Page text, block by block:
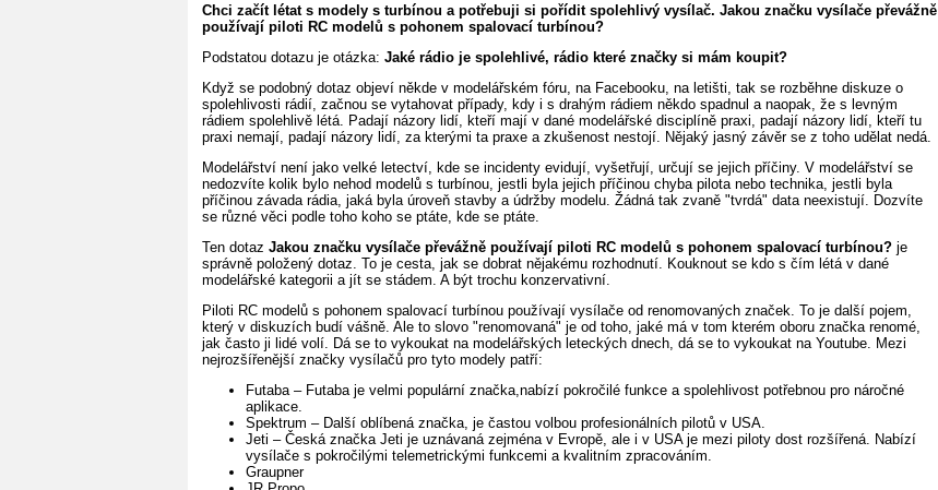
Chci začít létat s modely s turbínou a potřebuji si pořídit spolehlivý vysílač. Jakou značku vysílače převážně
používají piloti RC modelů s pohonem spalovací turbínou?
Podstatou dotazu je otázka: Jaké rádio je spolehlivé, rádio které značky si mám koupit?
Když se podobný dotaz objeví někde v modelářském fóru, na Facebooku, na letišti, tak se rozběhne diskuze o
spolehlivosti rádií, začnou se vytahovat případy, kdy i s drahým rádiem někdo spadnul a naopak, že s levným
rádiem spolehlivě létá. Padají názory lidí, kteří mají v dané modelářské disciplíně praxi, padají názory lidí, kteří tu
praxi nemají, padají názory lidí, za kterými ta praxe a zkušenost nestojí. Nějaký jasný závěr se z toho udělat nedá.
Modelářství není jako velké letectví, kde se incidenty evidují, vyšetřují, určují se jejich příčiny. V modelářství se
nedozvíte kolik bylo nehod modelů s turbínou, jestli byla jejich příčinou chyba pilota nebo technika, jestli byla
příčinou závada rádia, jaká byla úroveň stavby a údržby modelu. Žádná tak zvaně "tvrdá" data neexistují. Dozvíte
se různé věci podle toho koho se ptáte, kde se ptáte.
Ten dotaz Jakou značku vysílače převážně používají piloti RC modelů s pohonem spalovací turbínou? je
správně položený dotaz. To je cesta, jak se dobrat nějakému rozhodnutí. Kouknout se kdo s čím létá v dané
modelářské kategorii a jít se stádem. A být trochu konzervativní.
Piloti RC modelů s pohonem spalovací turbínou používají vysílače od renomovaných značek. To je další pojem,
který v diskuzích budí vášně. Ale to slovo "renomovaná" je od toho, jaké má v tom kterém oboru značka renomé,
jak často ji lidé volí. Dá se to vykoukat na modelářských leteckých dnech, dá se to vykoukat na Youtube. Mezi
nejrozšířenější značky vysílačů pro tyto modely patří:
Futaba – Futaba je velmi populární značka,nabízí pokročilé funkce a spolehlivost potřebnou pro náročné
aplikace.
Spektrum – Další oblíbená značka, je častou volbou profesionálních pilotů v USA.
Jeti – Česká značka Jeti je uznávaná zejména v Evropě, ale i v USA je mezi piloty dost rozšířená. Nabízí
vysílače s pokročilými telemetrickými funkcemi a kvalitním zpracováním.
Graupner